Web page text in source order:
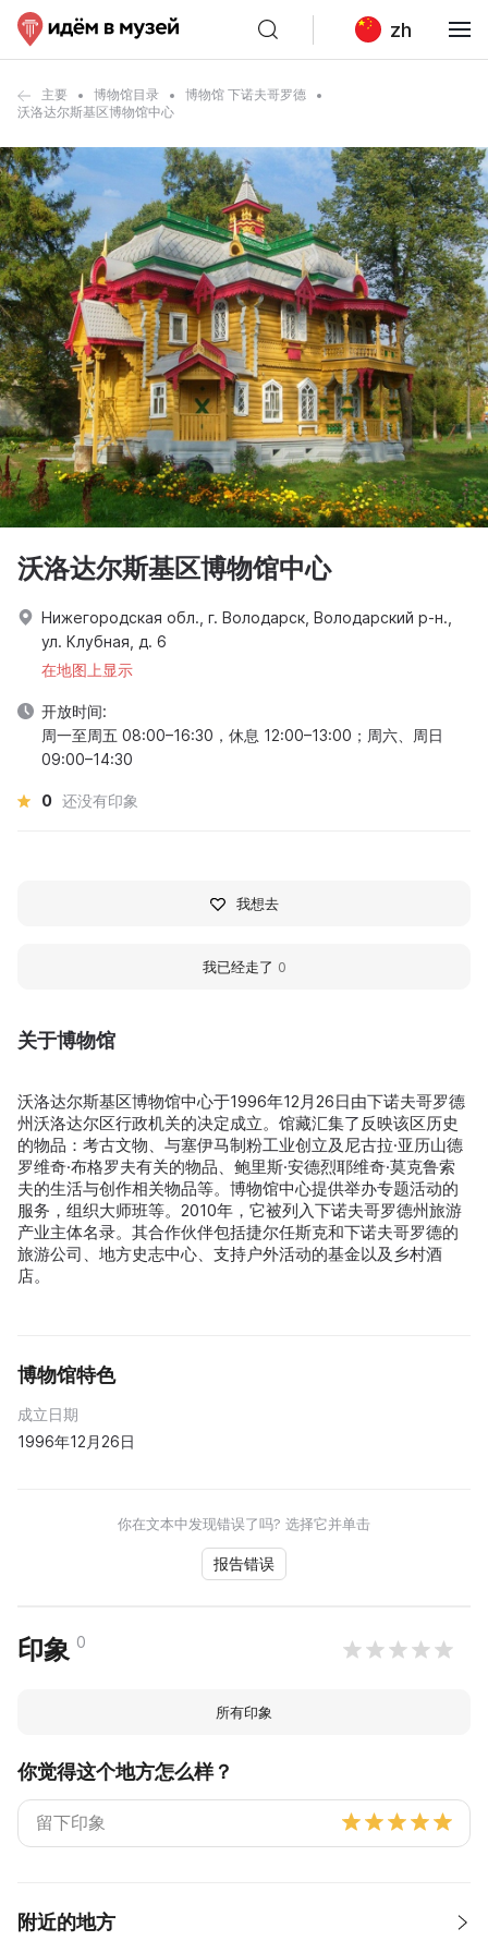
zh
主要 博物馆目录
博物馆 下诺夫哥罗德
沃洛达尔斯基区博物馆中心
关于博物馆
沃洛达尔斯基区博物馆中心于1996年12月26日由下诺夫哥罗德
州沃洛达尔区行政机关的决定成立。馆藏汇集了反映该区历史
的物品：考古文物、与塞伊马制粉工业创立及尼古拉·亚历山德
罗维奇·布格罗夫有关的物品、鲍里斯·安德烈耶维奇·莫克鲁索
夫的生活与创作相关物品等。博物馆中心提供举办专题活动的
服务，组织大师班等。2010年，它被列入下诺夫哥罗德州旅游
产业主体名录。其合作伙伴包括捷尔任斯克和下诺夫哥罗德的
旅游公司、地方史志中心、支持户外活动的基金以及乡村酒
店。
博物馆特色
成立日期
1996年12月26日
你在文本中发现错误了吗? 选择它并单击
报告错误
印象 0
所有印象
你觉得这个地方怎么样？
附近的地方
沃洛达尔斯基区博物馆中心
Нижегородская обл., г. Володарск, Володарский р-н.,
ул. Клубная, д. 6
在地图上显示
开放时间:
周一至周五 08:00–16:30，休息 12:00–13:00；周六、周日
09:00–14:30
0 还没有印象
我想去
我已经走了 0